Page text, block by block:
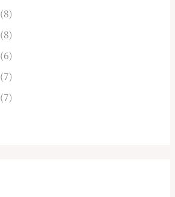
(8)
(8)
(6)
(7)
(7)